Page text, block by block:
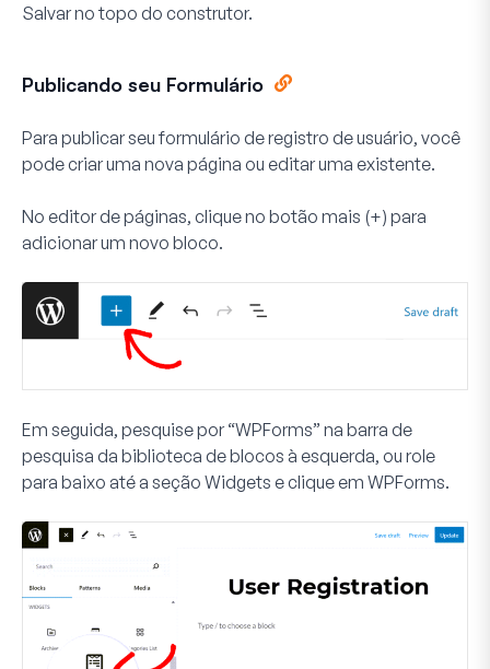
Salvarno topo do construtor.
Publicando seu Formulário
Para publicar seu formulário de registro de usuário, você
pode criar uma nova página ou editar uma existente.
No editor de páginas, clique no botão mais (+) para
adicionar um novo bloco.
Em seguida, pesquise por “WPForms” na barra de
pesquisa da biblioteca de blocos à esquerda, ou role
para baixo até a seção Widgets e clique em WPForms.